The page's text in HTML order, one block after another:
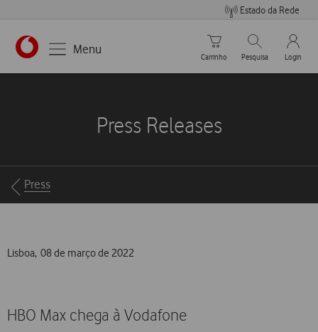
Estado da Rede
https://www.vodafone.pt
Menu
Carrinho de compras
Carrinho
Pesquisar
Pesquisa
My
Login
Press Releases
Breadcrumbs
Press
Lisboa, 08 de março de 2022
HBO Max chega à Vodafone